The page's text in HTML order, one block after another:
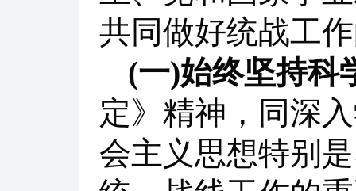
共同做好统战工
(一)始终坚持科
定》精神，同深
会主义思想特别